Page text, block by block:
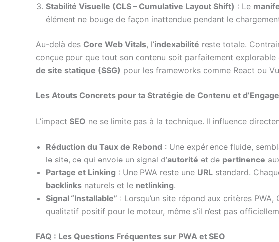
Stabilité Visuelle (CLS – Cumulative Layout Shift) : Le
élément ne bouge de façon inattendue pendant le
Au-delà des Core Web Vitals, l’indexabilité reste totale.
conçue pour que tout son contenu soit parfaitement explorable
de site statique (SSG) pour les frameworks comme React ou
Les Atouts Concrets pour ta Stratégie de Contenu et
L’impact SEO ne se limite pas à la technique. Il influence
Réduction du Taux de Rebond : Une expérience fluide,
le site, ce qui envoie un signal d’autorité et de pertinence
Partage et Linking : Une PWA reste une URL standard.
backlinks naturels et le netlinking.
Signal “Installable” : Lorsqu’un site répond aux critères PWA,
qualitatif positif pour le moteur, même s’il n’est pas
FAQ : Les Questions Fréquentes sur PWA et SEO